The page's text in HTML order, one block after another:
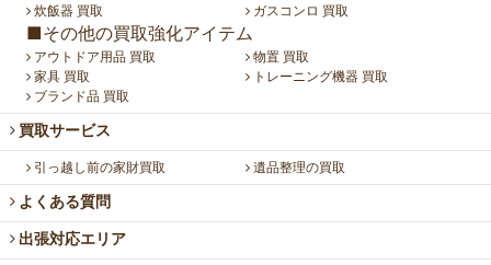
炊飯器 買取
ガスコンロ 買取
■その他の買取強化アイテム
アウトドア用品 買取
物置 買取
家具 買取
トレーニング機器 買取
ブランド品 買取
買取サービス
引っ越し前の家財買取 遺品整理の買取
よくある質問
出張対応エリア